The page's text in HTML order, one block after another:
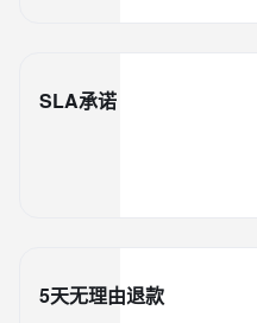
SLA承诺
5天无理由退款